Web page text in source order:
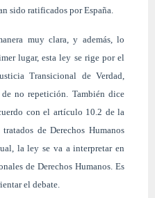
sido ratificados por España.
muy clara, y además, lo
lugar, esta ley se rige por el
Transicional de Verdad,
no repetición. También dice
con el artículo 10.2 de la
de Derechos Humanos
la ley se va a interpretar en
de Derechos Humanos. Es
el debate.